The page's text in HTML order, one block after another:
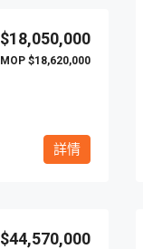
$18,050,000
$18,620,000
詳情
$44,570,000